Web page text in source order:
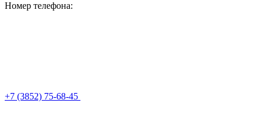
Номер телефона:
+7 (3852) 75-68-45